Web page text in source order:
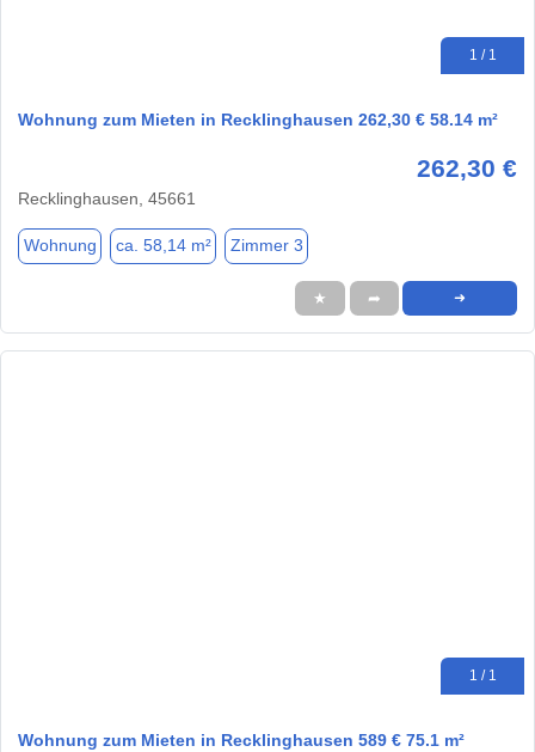
1 / 1
Wohnung zum Mieten in Recklinghausen 262,30 € 58.14 m²
262,30 €
Recklinghausen, 45661
Wohnung ca. 58,14 m² Zimmer 3
★ ➦ ➜
1 / 1
Wohnung zum Mieten in Recklinghausen 589 € 75.1 m²